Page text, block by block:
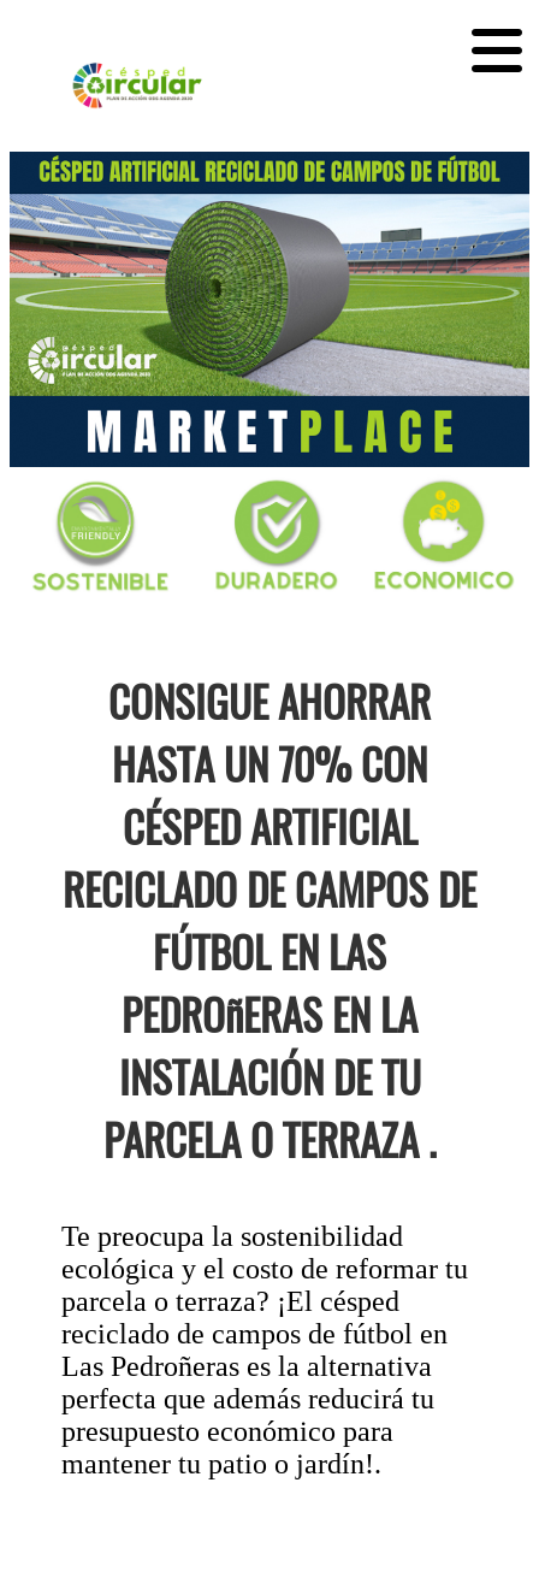
CONSIGUE AHORRAR
HASTA UN 70% CON
CÉSPED ARTIFICIAL
RECICLADO DE CAMPOS DE
FÚTBOL EN LAS
PEDROñERAS EN LA
INSTALACIÓN DE TU
PARCELA O TERRAZA .
Te preocupa la sostenibilidad
ecológica y el costo de reformar tu
parcela o terraza? ¡El césped
reciclado de campos de fútbol en
Las Pedroñeras es la alternativa
perfecta que además reducirá tu
presupuesto económico para
mantener tu patio o jardín!.